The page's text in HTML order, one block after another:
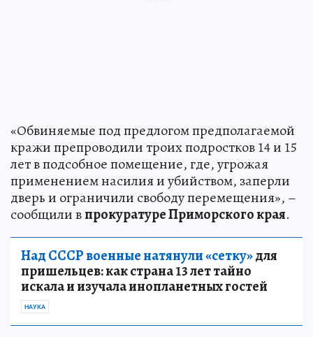
«Обвиняемые под предлогом предполагаемой
кражи препроводили троих подростков 14 и 15
лет в подсобное помещение, где, угрожая
применением насилия и убийством, заперли
дверь и ограничили свободу перемещения», –
сообщили впрокуратуре Приморского края.
Над СССР военные натянули «сетку»для
пришельцев: как страна 13 лет тайно
искала и изучала инопланетных гостей
НАУКА